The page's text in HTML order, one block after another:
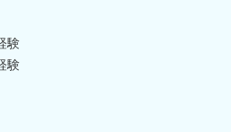
験
験